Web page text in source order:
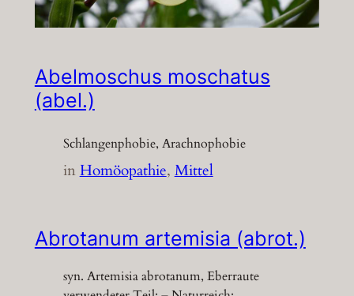
Abelmoschus moschatus
(abel.)
Schlangenphobie, Arachnophobie
inHomöopathie, Mittel
Abrotanum artemisia (abrot.)
syn. Artemisia abrotanum, Eberraute